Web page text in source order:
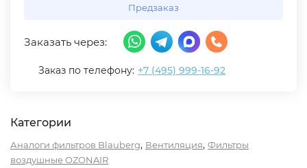
Предзаказ
Заказать через:
Заказ по телефону: +7 (495) 999-16-92
Категории
Аналоги фильтров Blauberg, Вентиляция, Фильтры
воздушные OZONAIR